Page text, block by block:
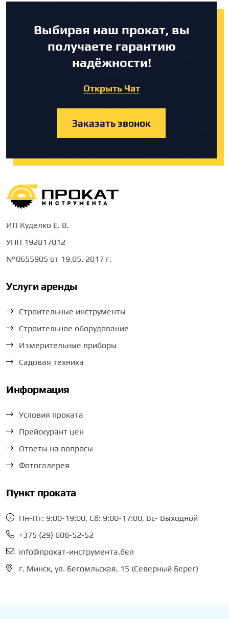
Выбирая наш прокат, вы
получаете гарантию
надёжности!
Открыть Чат
Заказать звонок
ИП Куделко Е. В.
УНП 192817012
№0655905 от 19.05. 2017 г.
Услуги аренды
Строительные инструменты
Строительное оборудование
Измерительные приборы
Садовая техника
Информация
Условия проката
Прейскурант цен
Ответы на вопросы
Фотогалерея
Пункт проката
Пн-Пт: 9:00-19:00, Сб: 9:00-17:00, Вс- Выходной
+375 (29) 608-52-52
info@прокат-инструмента.бел
г. Минск, ул. Бегомльская, 15 (Северный Берег)